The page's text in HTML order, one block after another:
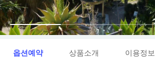
옵션예약 상품소개 이용정보